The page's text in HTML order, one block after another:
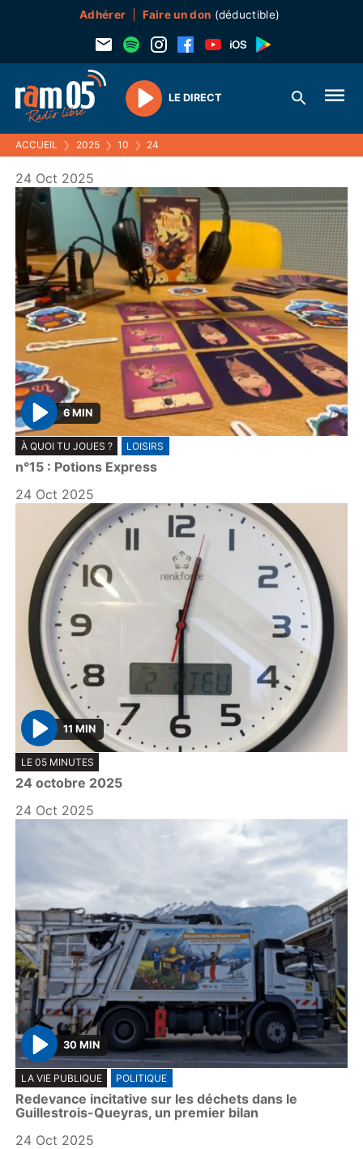
Adhérer Faire un don (déductible)
Play
LE DIRECT
ACCUEIL ❯ 2025 ❯ 10 ❯ 24
24 Oct 2025
P
l
a
y
6 MIN
À QUOI TU JOUES ? LOISIRS
n°15 : Potions Express
24 Oct 2025
P
l
a
y
11 MIN
LE 05 MINUTES
24 octobre 2025
24 Oct 2025
P
l
a
y
30 MIN
LA VIE PUBLIQUE POLITIQUE
Redevance incitative sur les déchets dans le
Guillestrois-Queyras, un premier bilan
24 Oct 2025